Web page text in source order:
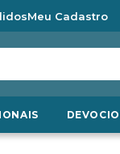
Meu Cadastro